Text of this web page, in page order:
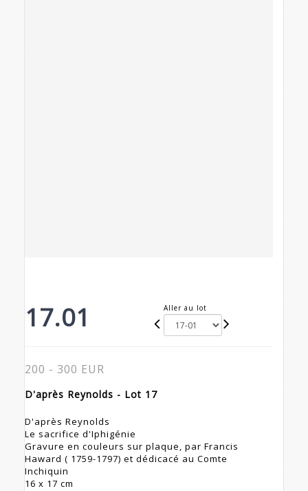
17.01 Aller au lot
200 - 300 EUR
D'après Reynolds - Lot 17
D'après Reynolds
Le sacrifice d'Iphigénie
Gravure en couleurs sur plaque, par Francis
Haward ( 1759-1797) et dédicacé au Comte
Inchiquin
16 x 17 cm